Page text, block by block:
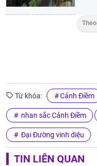
Theo
Từ khóa: Cảnh Điềm
nhan sắc Cảnh Điềm
Đại Đường vinh diệu
TIN LIÊN QUAN